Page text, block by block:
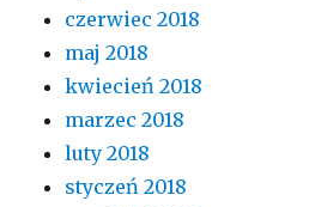
czerwiec 2018
maj 2018
kwiecień 2018
marzec 2018
luty 2018
styczeń 2018